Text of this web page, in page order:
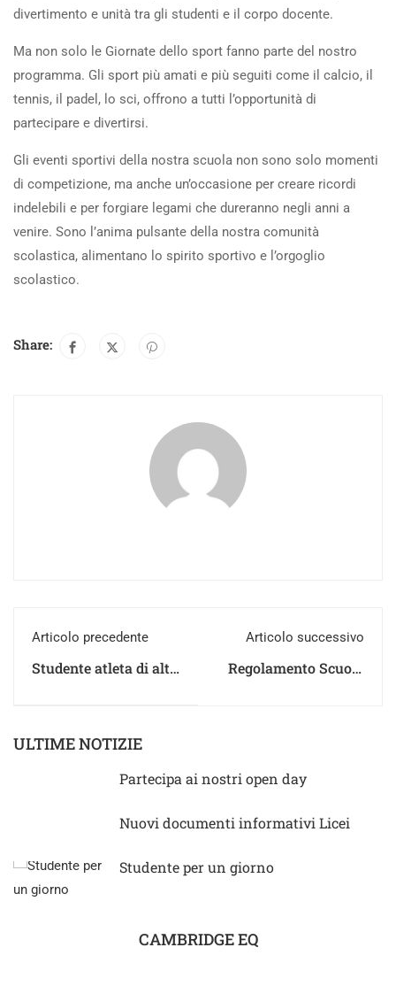
divertimento e unità tra gli studenti e il corpo docente.
Ma non solo le Giornate dello sport fanno parte del nostro
programma. Gli sport più amati e più seguiti come il calcio, il
tennis, il padel, lo sci, offrono a tutti l’opportunità di
partecipare e divertirsi.
Gli eventi sportivi della nostra scuola non sono solo momenti
di competizione, ma anche un’occasione per creare ricordi
indelebili e per forgiare legami che dureranno negli anni a
venire. Sono l’anima pulsante della nostra comunità
scolastica, alimentano lo spirito sportivo e l’orgoglio
scolastico.
Share:
Articolo precedente
Studente atleta di alto
Articolo successivo
Regolamento Scuola
ULTIME NOTIZIE
Partecipa ai nostri open day
Nuovi documenti informativi Licei
Studente per un giorno
CAMBRIDGE EQ